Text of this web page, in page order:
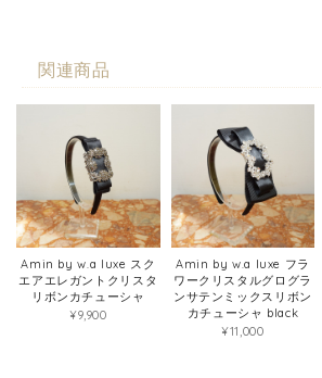
関連商品
Amin by w.a luxe スク
エアエレガントクリスタ
リボンカチューシャ
¥9,900
Amin by w.a luxe フラ
ワークリスタルグログラ
ンサテンミックスリボン
カチューシャ black
¥11,000